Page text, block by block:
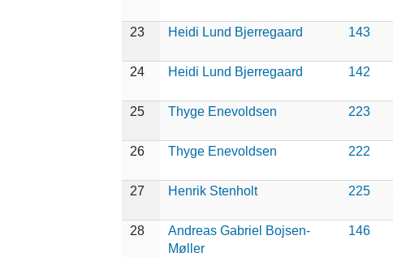
23
Heidi Lund Bjerregaard 143
24
Heidi Lund Bjerregaard 142
25
Thyge Enevoldsen 223
26
Thyge Enevoldsen 222
27
Henrik Stenholt 225
28
Andreas Gabriel Bojsen-
Møller
146